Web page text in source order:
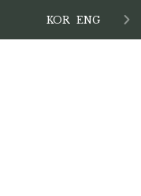
KOR ENG